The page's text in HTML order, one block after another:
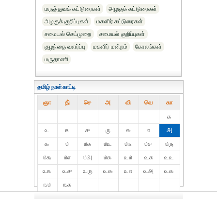
மருத்துவக் கட்டுரைகள்
அழகுக் கட்டுரைகள்
அழகுக் குறிப்புகள்
மகளிர் கட்டுரைகள்
சமையல் செய்முறை
சமையல் குறிப்புகள்
குழந்தை வளர்ப்பு
மகளிர் மன்றம்
கோலங்கள்
மருதாணி
தமிழ் நாள்காட்டி
ஞா தி் செ அ வி வெ கா
௧
௨
௩ ௪ ௫ ௬ ௭
௮
௯
௰ ௰௧ ௰௨ ௰௩ ௰௪
௰௫
௰௬
௰௭ ௰௮ ௰௯ ௨௰ ௨௧
௨௨
௨௩
௨௪ ௨௫ ௨௬ ௨௭ ௨௮
௨௯
௩௰
௩௧